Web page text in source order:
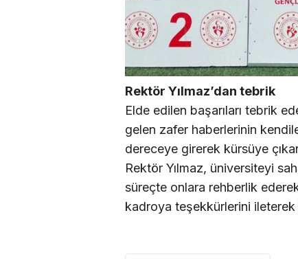
Rektör Yılmaz’dan tebrik
Elde edilen başarıları tebrik
gelen zafer haberlerinin
dereceye girerek kürsüye
Rektör Yılmaz, üniversiteyi
süreçte onlara rehberlik
kadroya teşekkürlerini ileterek